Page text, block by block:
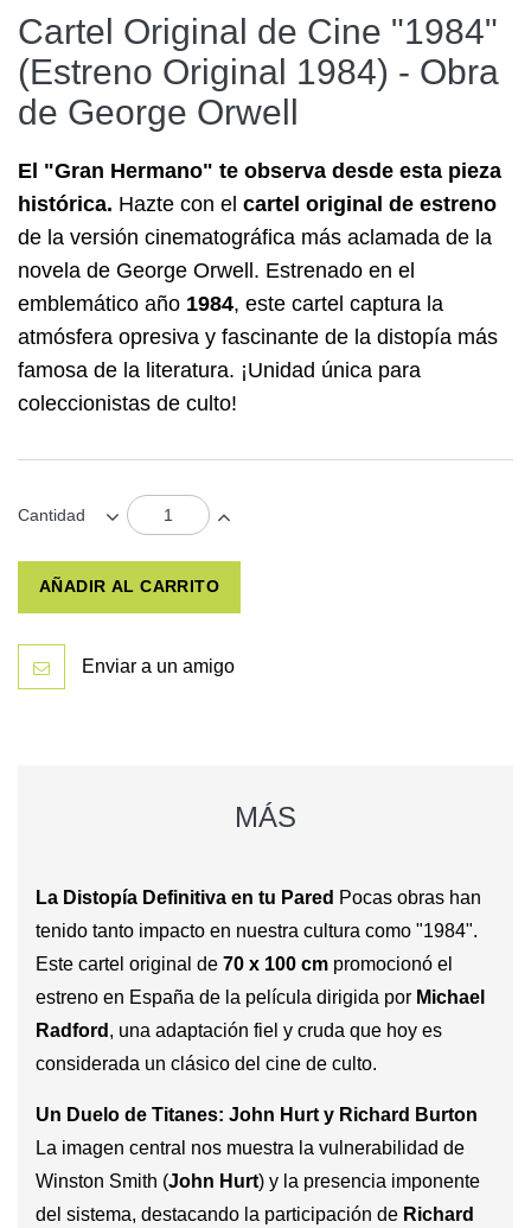
Cartel Original de Cine "1984"
(Estreno Original 1984) - Obra
de George Orwell
El "Gran Hermano" te observa desde esta pieza
histórica. Hazte con el cartel original de estreno
de la versión cinematográfica más aclamada de la
novela de George Orwell. Estrenado en el
emblemático año 1984, este cartel captura la
atmósfera opresiva y fascinante de la distopía más
famosa de la literatura. ¡Unidad única para
coleccionistas de culto!
Cantidad
AÑADIR AL CARRITO
Enviar a un amigo
MÁS
La Distopía Definitiva en tu Pared Pocas obras han
tenido tanto impacto en nuestra cultura como "1984".
Este cartel original de 70 x 100 cm promocionó el
estreno en España de la película dirigida por Michael
Radford , una adaptación fiel y cruda que hoy es
considerada un clásico del cine de culto.
Un Duelo de Titanes: John Hurt y Richard Burton
La imagen central nos muestra la vulnerabilidad de
Winston Smith (John Hurt) y la presencia imponente
del sistema, destacando la participación de Richard